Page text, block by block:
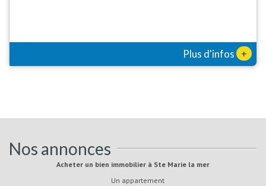
Plus d'infos +
Nos annonces
Acheter un bien immobilier à Ste Marie la mer
Un appartement